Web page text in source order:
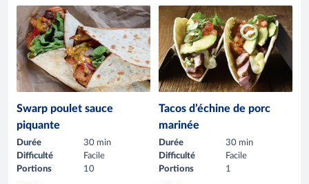
Swarp poulet sauce
piquante
Durée
30 min
Difficulté
Facile
Portions
10
Tacos d’échine de porc
marinée
Durée
30 min
Difficulté
Facile
Portions
1